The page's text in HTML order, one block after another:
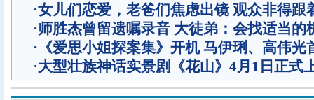
·女儿们恋爱，老爸们焦虑出镜 观众非得跟
·师胜杰曾留遗嘱录音 大徒弟：会找适当的
· 《爱思小姐探案集》开机 马伊琍、高伟光
·大型壮族神话实景剧《花山》4月1日正式